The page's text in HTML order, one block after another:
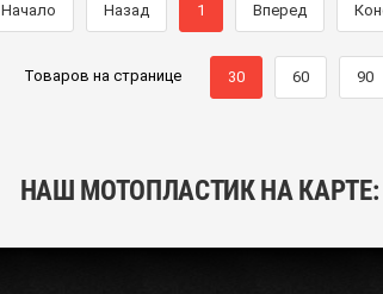
Начало Назад 1 Вперед
Товаров на странице 30 60 90
НАШ МОТОПЛАСТИК НА КАРТЕ: